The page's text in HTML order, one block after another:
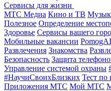
Сервисы для жизни
МТС Медиа Кино и ТВ
Полезное Определение
Здоровье Сервисы вашего
Мобильные вакансии PomogAI
Развлечения Знакомства
Безопасность Защита
Управление системой охраны
#НаучиСвоихБлизких Тест по
Приложения МТС Мой МТС